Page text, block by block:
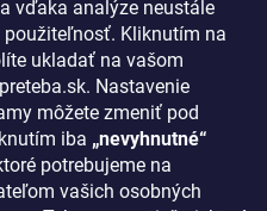
vďaka analýze neustále
Kliknutím na
ukladať na vašom
Nastavenie
môžete zmeniť pod
iba „nevyhnutné“
potrebujeme na
vašich osobných